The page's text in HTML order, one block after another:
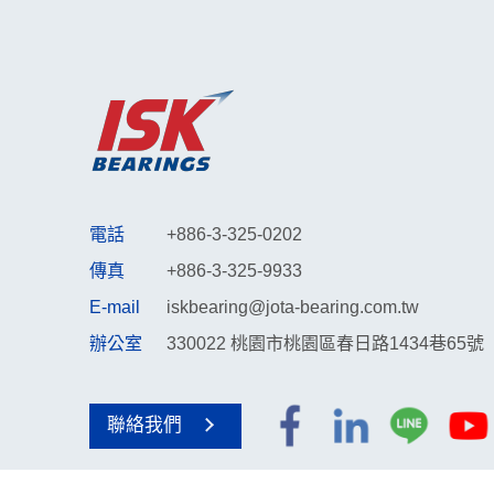
電話
+886-3-325-0202
傳真
+886-3-325-9933
E-mail
iskbearing@jota-bearing.com.tw
辦公室
330022 桃園市桃園區春日路1434巷65號
聯絡我們